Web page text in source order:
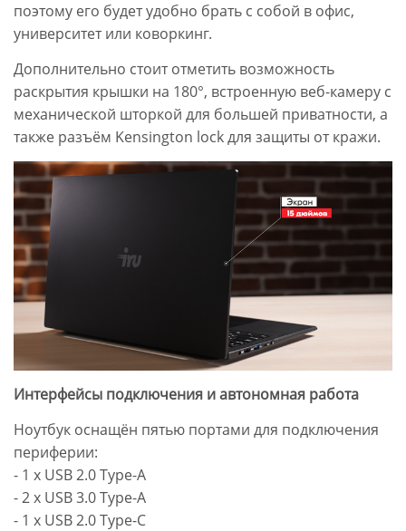
поэтому его будет удобно брать с собой в офис,
университет или коворкинг.
Дополнительно стоит отметить возможность
раскрытия крышки на 180°, встроенную веб-камеру с
механической шторкой для большей приватности, а
также разъём Kensington lock для защиты от кражи.
Интерфейсы подключения и автономная работа
Ноутбук оснащён пятью портами для подключения
периферии:
- 1 x USB 2.0 Type-A
- 2 x USB 3.0 Type-A
- 1 x USB 2.0 Type-C